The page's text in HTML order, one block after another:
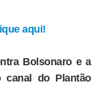
aqui!
Bolsonaro e a
canal do Plantão